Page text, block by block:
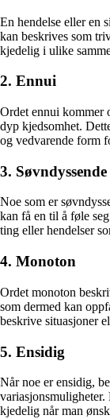
En hendelse eller en
kan beskrives som
kjedelig i ulike
2. Ennui
Ordet ennui kommer
dyp kjedsomhet.
og vedvarende form
3. Søvndyssende
Noe som er
kan få en til å føle
ting eller hendelser
4. Monoton
Ordet monoton
som dermed kan
beskrive situasjoner
5. Ensidig
Når noe er ensidig,
kjedelig når man